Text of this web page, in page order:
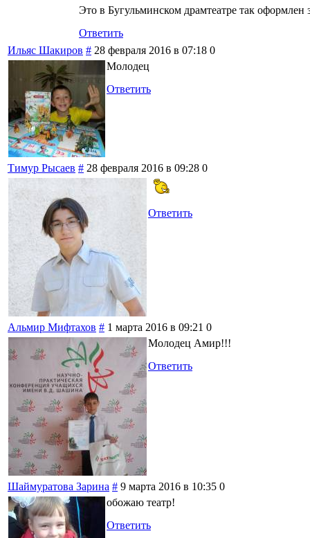
Это в Бугульминском драмтеатре так оформлен
Ответить
Ильяс Шакиров # 28 февраля 2016 в 07:18 0
Молодец
Ответить
Тимур Рысаев # 28 февраля 2016 в 09:28 0
Ответить
Альмир Мифтахов # 1 марта 2016 в 09:21 0
Молодец Амир!!!
Ответить
Шаймуратова Зарина # 9 марта 2016 в 10:35 0
обожаю театр!
Ответить